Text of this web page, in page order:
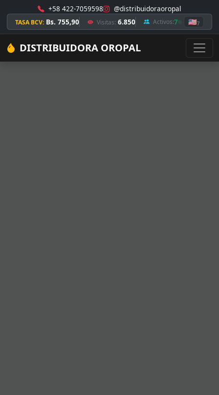
+58 422-7059598 @distribuidoraoropal
TASA BCV: Bs. 755,90 Visitas: 6.850 Activos:7 🇺🇸7
DISTRIBUIDORA OROPAL